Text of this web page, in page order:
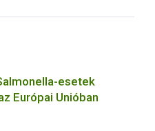
esetek
Európai Unióban